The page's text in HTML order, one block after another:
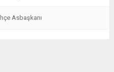
Asbaşkanı